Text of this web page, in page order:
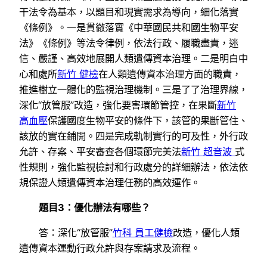
干法令為基本，以題目和現實需求為導向，細化落實
《條例》。一是貫徹落實《中華國民共和國生物平安
法》《條例》等法令律例，依法行政、履職盡責，迷
信、嚴謹、高效地展開人類遺傳資本治理。二是明白中
心和處所新竹 健檢在人類遺傳資本治理方面的職責，
推進樹立一體化的監視治理機制。三是了了治理界線，
深化“放管服”改造，強化要害環節管控，在果斷新竹
高血壓保護國度生物平安的條件下，該管的果斷管住、
該放的實在鋪開。四是完成軌制實行的可及性，外行政
允許、存案、平安審查各個環節完美法新竹 超音波 式
性規則，強化監視檢討和行政處分的詳細辦法，依法依
規保證人類遺傳資本治理任務的高效運作。
題目3：優化辦法有哪些？
答：深化“放管服”竹科 員工健檢改造，優化人類
遺傳資本運動行政允許與存案請求及流程。